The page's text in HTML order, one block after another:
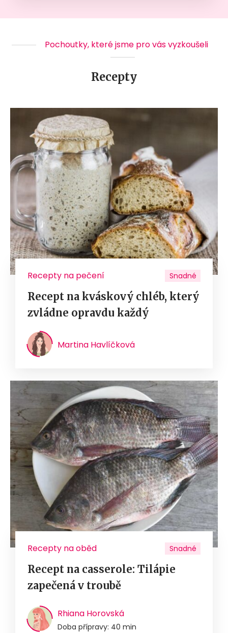
Pochoutky, které jsme pro vás vyzkoušeli
Recepty
Recepty na pečení Snadné
Recept na kváskový chléb, který
zvládne opravdu každý
Martina Havlíčková
Recepty na oběd Snadné
Recept na casserole: Tilápie
zapečená v troubě
Rhiana Horovská
Doba přípravy: 40 min